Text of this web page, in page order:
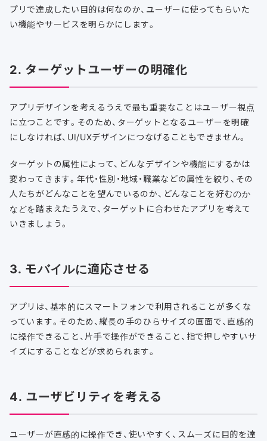
プリで達成したい目的は何なのか、ユーザーに使ってもらいた
い機能やサービスを明らかにします。
2. ターゲットユーザーの明確化
アプリデザインを考えるうえで最も重要なことはユーザー視点
に立つことです。そのため、ターゲットとなるユーザーを明確
にしなければ、UI/UXデザインにつなげることもできません。
ターゲットの属性によって、どんなデザインや機能にするかは
変わってきます。年代・性別・地域・職業などの属性を絞り、その
人たちがどんなことを望んでいるのか、どんなことを好むのか
などを踏まえたうえで、ターゲットに合わせたアプリを考えて
いきましょう。
3. モバイルに適応させる
アプリは、基本的にスマートフォンで利用されることが多くな
っています。そのため、縦長の手のひらサイズの画面で、直感的
に操作できること、片手で操作ができること、指で押しやすいサ
イズにすることなどが求められます。
4. ユーザビリティを考える
ユーザーが直感的に操作でき、使いやすく、スムーズに目的を達